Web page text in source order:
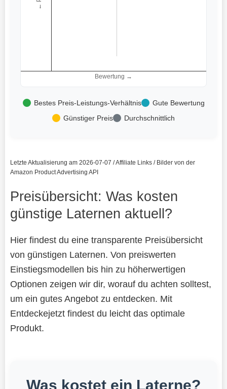
Bewertung →
Bestes Preis-Leistungs-Verhältnis
Gute Bewertung
Günstiger Preis
Durchschnittlich
Letzte Aktualisierung am 2026-07-07 / Affiliate Links / Bilder von der
Amazon Product Advertising API
Preisübersicht: Was kosten
günstige Laternen aktuell?
Hier findest du eine transparente Preisübersicht
von günstigen Laternen. Von preiswerten
Einstiegsmodellen bis hin zu höherwertigen
Optionen zeigen wir dir, worauf du achten solltest,
um ein gutes Angebot zu entdecken. Mit
Entdeckejetzt findest du leicht das optimale
Produkt.
Was kostet ein Laterne?